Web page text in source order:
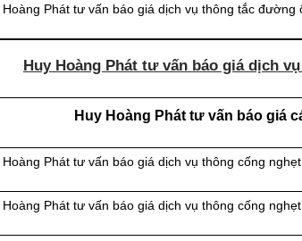
Hoàng Phát tư vấn báo giá dịch vụ thông tắc
Huy Hoàng Phát tư vấn báo giá dịch
Huy Hoàng Phát tư vấn báo giá
Hoàng Phát tư vấn báo giá dịch vụ thông cống
Hoàng Phát tư vấn báo giá dịch vụ thông cống